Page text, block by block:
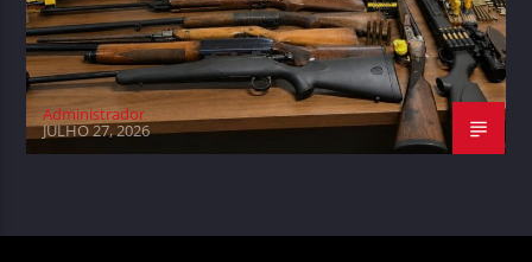
Administrador
JULHO 27, 2026